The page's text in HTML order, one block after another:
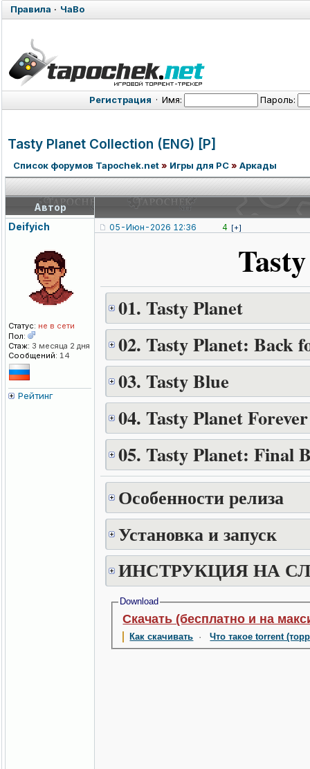
Правила · ЧаВо
Регистрация · Имя: Пароль:
Tasty Planet Collection (ENG) [P]
Список форумов Tapochek.net» Игры для PC» Аркады
Автор
Deifyich
Статус: не в сети
Пол:
Стаж: 3 месяца 2 дня
Сообщений: 14
Рейтинг
05-Июн-2026 12:36 4 [+]
01. Tasty Planet
02. Tasty Planet: Back
03. Tasty Blue
04. Tasty Planet Forever
05. Tasty Planet: Final
Особенности релиза
Установка и запуск
ИНСТРУКЦИЯ НА
Download
Скачать (бесплатно и на
Как скачивать ·Что такое torrent